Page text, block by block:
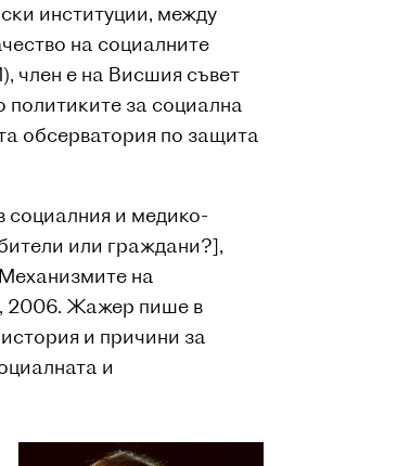
институции, между
на социалните
член е на Висшия съвет
политиките за социална
обсерватория по защита
социалния и медико-
или граждани?],
на
2006. Жажер пише в
и причини за
и